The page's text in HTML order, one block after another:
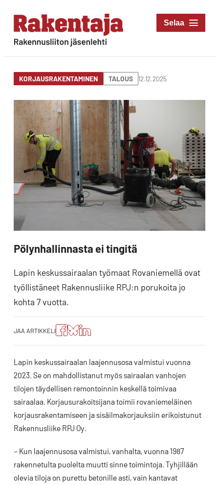
Siirry
suoraan
sisältöön
Rakentaja-lehti
KORJAUSRAKENTAMINEN TALOUS 12.12.2025
Pölynhallinnasta ei tingitä
Lapin keskussairaalan työmaat Rovaniemellä ovat
työllistäneet Rakennusliike RPJ:n porukoita jo
kohta 7 vuotta.
JAA ARTIKKELI
Jaa
artikkeli
Facebookissa
Jaa
artikkeli
Blueskyssa
Jako:
Jaa
artikkeli
Lapin keskussairaalan laajennusosa valmistui vuonna
2023. Se on mahdollistanut myös sairaalan vanhojen
tilojen täydellisen remontoinnin keskellä toimivaa
sairaalaa. Korjausurakoitsijana toimii rovaniemeläinen
korjausrakentamiseen ja sisäilmakorjauksiin erikoistunut
Rakennusliike RPJ Oy.
– Kun laajennusosa valmistui, vanhalta, vuonna 1987
rakennetulta puolelta muutti sinne toimintoja. Tyhjillään
olevia tiloja on purettu betonille asti, vain kantavat